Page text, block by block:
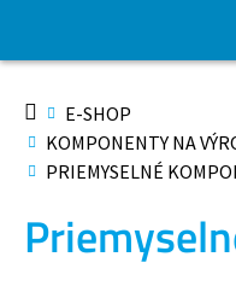
E-SHOP
KOMPONENTY NA
PRIEMYSELNÉ